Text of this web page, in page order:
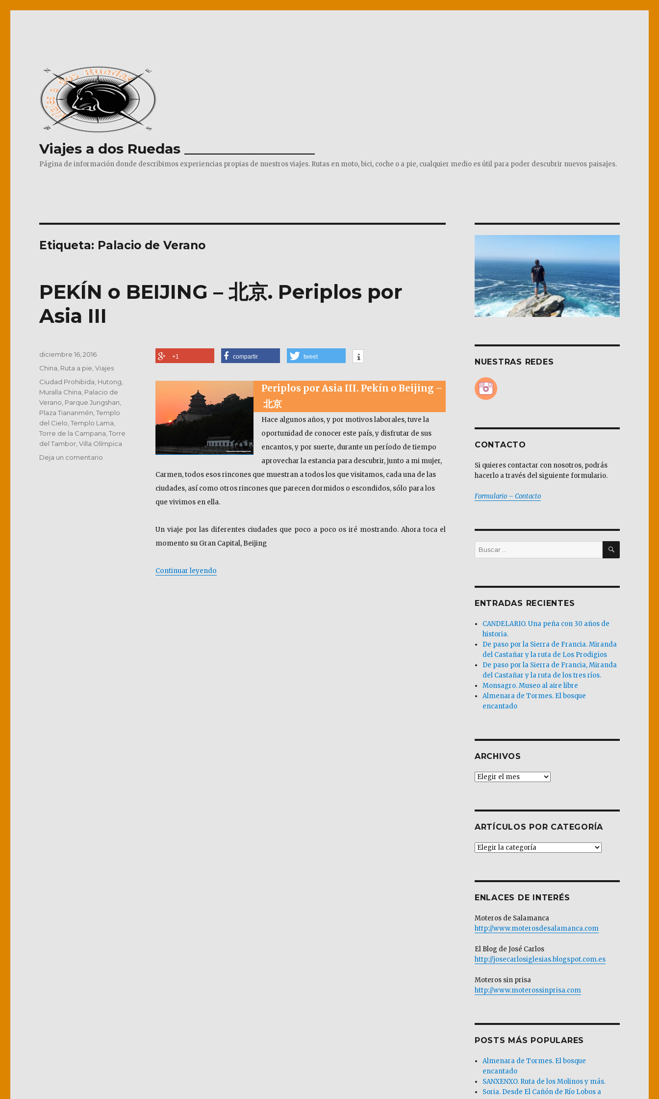
Viajes a dos Ruedas ___________________
Página de información donde describimos experiencias propias de nuestros viajes. Rutas en moto, bici, coche o a pie, cualquier medio es útil para poder descubrir nuevos paisajes.
Etiqueta: Palacio de Verano
PEKÍN o BEIJING – 北京. Periplos por
Asia III
+1 compartir tweet
Periplos por Asia III. Pekín o Beijing–
北京
Hace algunos años, y por motivos laborales, tuve la
oportunidad de conocer este país, y disfrutar de sus
encantos, y por suerte, durante un período de tiempo
aprovechar la estancia para descubrir, junto a mi mujer,
Carmen, todos esos rincones que muestran a todos los que visitamos, cada una de las
ciudades, así como otros rincones que parecen dormidos o escondidos, sólo para los
que vivimos en ella.
Un viaje por las diferentes ciudades que poco a poco os iré mostrando. Ahora toca el
momento su Gran Capital, Beijing
Continuar leyendo«PEKÍN o BEIJING – 北京. Periplos por Asia III»
Publicado
el
diciembre 16, 2016
Categorías
China Ruta a pie ,Viajes
Etiquetas
Ciudad Prohibida Hutong
Muralla China Palacio de
Verano Parque Jungshan
Plaza Tiananmén ,Templo
del Cielo ,Templo Lama
Torre de la Campana ,Torre
del Tambor ,Villa Olímpica
Deja un comentario
NUESTRAS REDES
CONTACTO
Si quieres contactar con nosotros, podrás
hacerlo a través del siguiente formulario.
Formulario – Contacto
Buscar
por:
BUSCAR
ENTRADAS RECIENTES
CANDELARIO. Una peña con 30 años de
historia.
De paso por la Sierra de Francia. Miranda
del Castañar y la ruta de Los Prodigios
De paso por la Sierra de Francia, Miranda
del Castañar y la ruta de los tres ríos.
Monsagro. Museo al aire libre
Almenara de Tormes. El bosque
encantado
ARCHIVOS
Archivos
ARTÍCULOS POR CATEGORÍA
Artículos
ENLACES DE INTERÉS
Moteros de Salamanca
http://www.moterosdesalamanca.com
El Blog de José Carlos
http://josecarlosiglesias.blogspot.com.es
Moteros sin prisa
http://www.moterossinprisa.com
POSTS MÁS POPULARES
Almenara de Tormes. El bosque
encantado
SANXENXO. Ruta de los Molinos y más.
Soria. Desde El Cañón de Río Lobos a